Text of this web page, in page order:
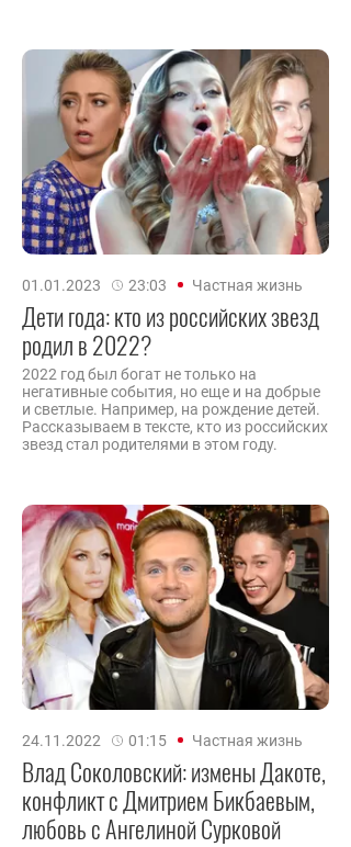
01.01.2023 23:03 Частная жизнь
Дети года: кто из российских звезд
родил в 2022?
2022 год был богат не только на
негативные события, но еще и на добрые
и светлые. Например, на рождение детей.
Рассказываем в тексте, кто из российских
звезд стал родителями в этом году.
24.11.2022 01:15 Частная жизнь
Влад Соколовский: измены Дакоте,
конфликт с Дмитрием Бикбаевым,
любовь с Ангелиной Сурковой